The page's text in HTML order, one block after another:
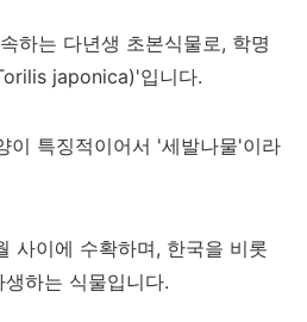
하는 다년생 초본식물로, 학명
japonica)'입니다.
이 특징적이어서 '세발나물'이라
사이에 수확하며, 한국을 비롯
하는 식물입니다.